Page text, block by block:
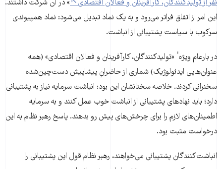
نفر از تولیدکنندگان، کارآفرینان و فعالان اقتصادی
» در آن شرکت داشتند.
این امر از اتفاق فراتر می‌رود و به یک نماد تبدیل می‌شود: نماد همپیوندی
سرکوب با سیاست پشتیبانی از انباشت.
در بارعام ویژهٴ «تولیدکنندگان، کارآفرینان و فعالان اقتصادی» (همه
عنوان‌هایی ایدئولوژیک) شماری از حاضرانِ پیشاپیش دست‌چین‌شده
سخنرانی کردند. خلاصه سخنانشان این بود: انباشت سرمایه نیاز به پشتیبانی
دارد؛ باید نهادهای پشتیبانی از انباشت خوب عمل کنند و به سرمایه
اطمینان‌های لازم را برای چرخش‌های پیش رو بدهند. پاسخ رهبر نظام به این
درخواست مثبت بود.
انبا‌شت‌کنندگان پشتیبانی می‌خواهند، رهبر نظام قول این پشتیبانی را